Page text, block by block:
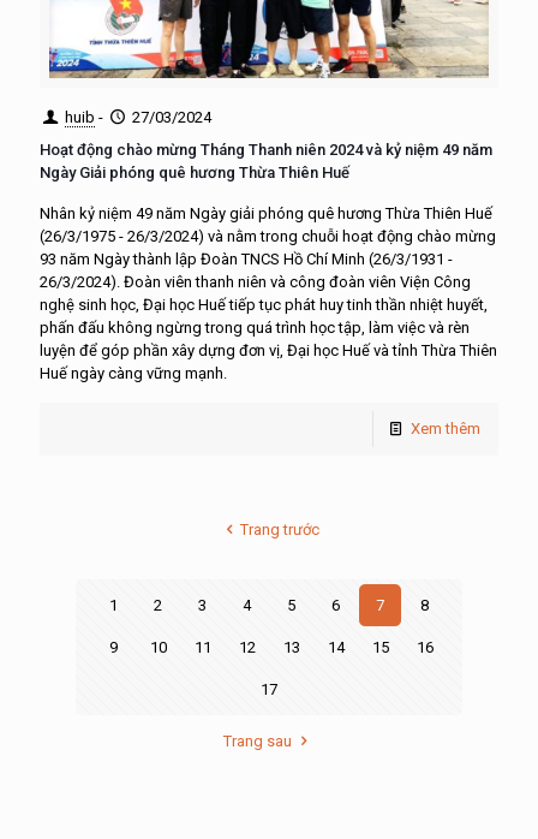
huib -
27/03/2024
Hoạt động chào mừng Tháng Thanh niên 2024 và kỷ niệm 49 năm
Ngày Giải phóng quê hương Thừa Thiên Huế
Nhân kỷ niệm 49 năm Ngày giải phóng quê hương Thừa Thiên Huế
(26/3/1975 - 26/3/2024) và nằm trong chuỗi hoạt động chào mừng
93 năm Ngày thành lập Đoàn TNCS Hồ Chí Minh (26/3/1931 -
26/3/2024). Đoàn viên thanh niên và công đoàn viên Viện Công
nghệ sinh học, Đại học Huế tiếp tục phát huy tinh thần nhiệt huyết,
phấn đấu không ngừng trong quá trình học tập, làm việc và rèn
luyện để góp phần xây dựng đơn vị, Đại học Huế và tỉnh Thừa Thiên
Huế ngày càng vững mạnh.
Xem thêm
Trang trước
1 2 3 4 5 6 7 8
9 10 11 12 13 14 15 16
17
Trang sau